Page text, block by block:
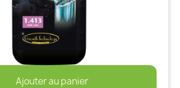
Ajouter au panier